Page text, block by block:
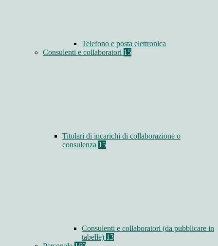
Telefono e posta elettronica
Consulenti e collaboratori 15
Titolari di incarichi di collaborazione o
consulenza 15
Consulenti e collaboratori (da pubblicare in
tabelle) 13